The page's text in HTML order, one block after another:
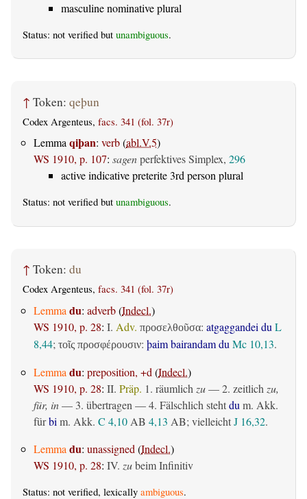
masculine nominative plural
Status: not verified but unambiguous.
↑ Token: qeþun
Codex Argenteus, facs. 341 (fol. 37r)
Lemmaqiþan: verb(abl.V.5)
WS 1910, p. 107: sagenperfektives Simplex, 296
active indicative preterite 3rd person plural
Status: not verified but unambiguous.
↑ Token: du
Codex Argenteus, facs. 341 (fol. 37r)
Lemma du: adverb(Indecl.)
WS 1910, p. 28: I. Adv. προσελθοῦσα: atgaggandei du L
8,44; τοῖς προσφέρουσιν: þaim bairandam du Mc 10,13.
Lemma du: preposition, +d (Indecl.)
WS 1910, p. 28: II. Präp. 1. räumlich zu— 2. zeitlich zu,
für, in— 3. übertragen — 4. Fälschlich stehtdu m. Akk.
fürbi m. Akk. C 4,10 AB 4,13 AB; vielleichtJ 16,32.
Lemma du: unassigned (Indecl.)
WS 1910, p. 28: IV. zubeim Infinitiv
Status: not verified, lexically ambiguous.